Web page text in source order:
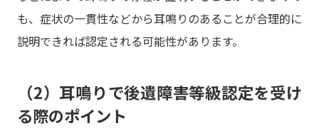
も、症状の一貫性などから耳鳴りのあることが合理的に
説明できれば認定される可能性があります。
（2）耳鳴りで後遺障害等級認定を受け
る際のポイント